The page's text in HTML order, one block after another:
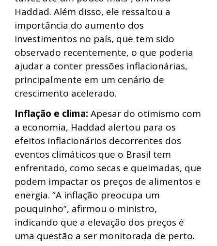
Haddad. Além disso, ele ressaltou a
importância do aumento dos
investimentos no país, que tem sido
observado recentemente, o que poderia
ajudar a conter pressões inflacionárias,
principalmente em um cenário de
crescimento acelerado.
Inflação e clima: Apesar do otimismo com
a economia, Haddad alertou para os
efeitos inflacionários decorrentes dos
eventos climáticos que o Brasil tem
enfrentado, como secas e queimadas, que
podem impactar os preços de alimentos e
energia. “A inflação preocupa um
pouquinho”, afirmou o ministro,
indicando que a elevação dos preços é
uma questão a ser monitorada de perto.